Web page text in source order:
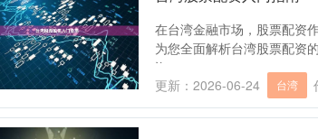
在台湾金融市场，股票配资
为您全面解析台湾股票配资
资....
更新：2026-06-24
台湾